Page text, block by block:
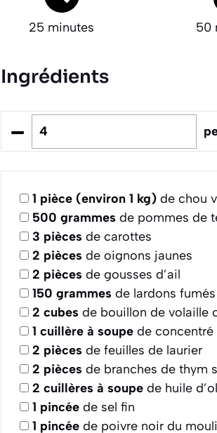
25 minutes 50
Ingrédients
–
1 pièce (environ 1 kg) de chou
500 grammes de pommes de
3 pièces de carottes
2 pièces de oignons jaunes
2 pièces de gousses d’ail
150 grammes de lardons fumés
2 cubes de bouillon de volaille
1 cuillère à soupe de
2 pièces de feuilles de laurier
2 pièces de branches de thym
2 cuillères à soupe de huile
1 pincée de sel fin
1 pincée de poivre noir du